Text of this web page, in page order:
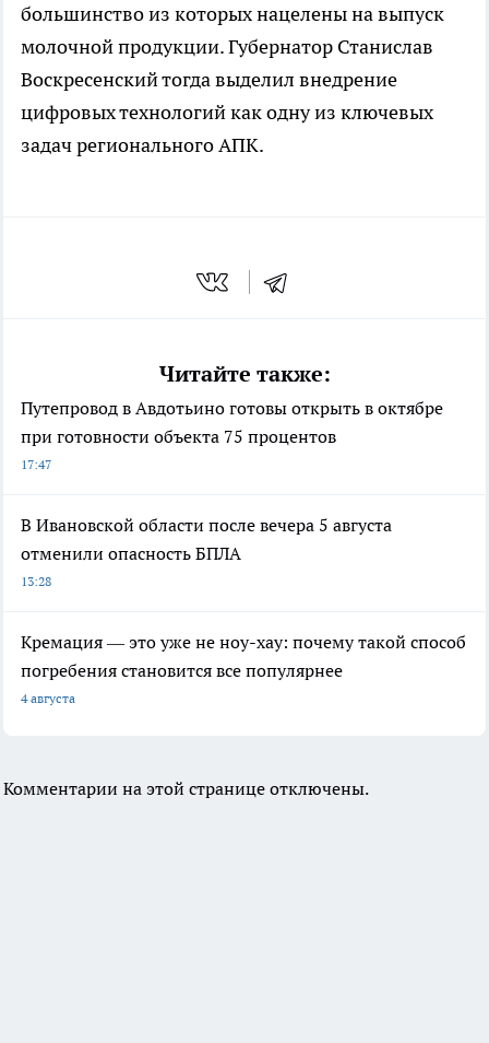
большинство из которых нацелены на выпуск
молочной продукции. Губернатор Станислав
Воскресенский тогда выделил внедрение
цифровых технологий как одну из ключевых
задач регионального АПК.
Читайте также:
Путепровод в Авдотьино готовы открыть в октябре
при готовности объекта 75 процентов
17:47
В Ивановской области после вечера 5 августа
отменили опасность БПЛА
13:28
Кремация — это уже не ноу-хау: почему такой способ
погребения становится все популярнее
4 августа
Комментарии на этой странице отключены.